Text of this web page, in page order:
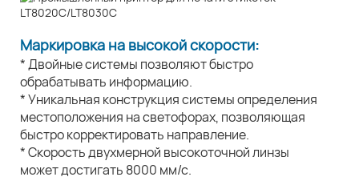
Маркировка на высокой скорости:
* Двойные системы позволяют быстро
обрабатывать информацию.
* Уникальная конструкция системы определения
местоположения на светофорах, позволяющая
быстро корректировать направление.
* Скорость двухмерной высокоточной линзы
может достигать 8000 мм/с.